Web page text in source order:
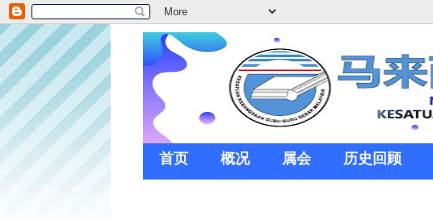
首页 概况 属会 历史回顾